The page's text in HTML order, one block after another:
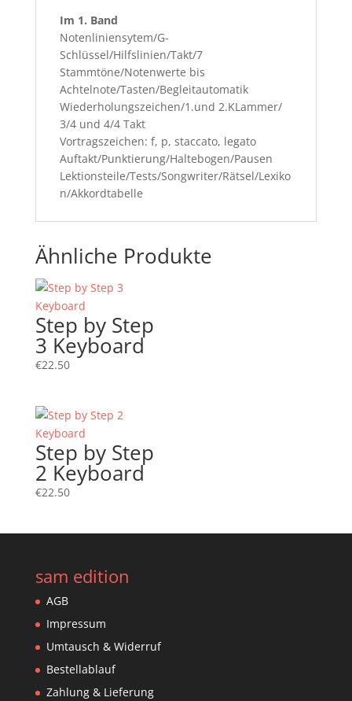
Im 1. Band
Notenliniensytem/G-
Schlüssel/Hilfslinien/Takt/7
Stammtöne/Notenwerte bis
Achtelnote/Tasten/Begleitautomatik
Wiederholungszeichen/1.und 2.KLammer/
3/4 und 4/4 Takt
Vortragszeichen: f, p, staccato, legato
Auftakt/Punktierung/Haltebogen/Pausen
Lektionsteile/Tests/Songwriter/Rätsel/Lexiko
n/Akkordtabelle
Ähnliche Produkte
Step by Step
3 Keyboard
€22.50
Step by Step
2 Keyboard
€22.50
sam edition
AGB
Impressum
Umtausch & Widerruf
Bestellablauf
Zahlung & Lieferung